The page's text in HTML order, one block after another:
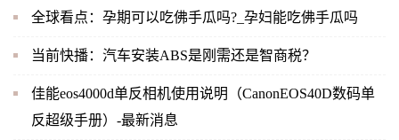
全球看点：孕期可以吃佛手瓜吗?_孕妇能吃佛手瓜吗
当前快播：汽车安装ABS是刚需还是智商税？
佳能eos4000d单反相机使用说明（CanonEOS40D数码单
反超级手册）-最新消息